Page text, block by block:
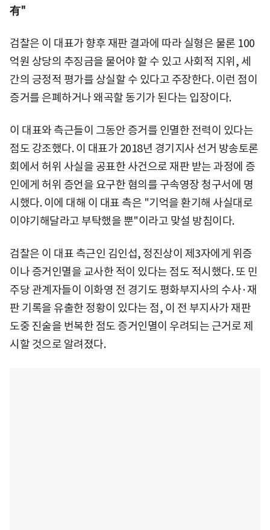
有"
검찰은 이 대표가 향후 재판 결과에 따라 실형은 물론 100
억원 상당의 추징금을 물어야 할 수 있고 사회적 지위, 세
간의 긍정적 평가를 상실할 수 있다고 주장한다. 이런 점이
증거를 은폐하거나 왜곡할 동기가 된다는 입장이다.
이 대표와 측근들이 그동안 증거를 인멸한 전력이 있다는
점도 강조했다. 이 대표가 2018년 경기지사 선거 방송토론
회에서 허위 사실을 공표한 사건으로 재판 받는 과정에 증
인에게 허위 증언을 요구한 혐의를 구속영장 청구서에 명
시했다. 이에 대해 이 대표 측은 "기억을 환기해 사실대로
이야기해달라고 부탁했을 뿐"이라고 맞설 방침이다.
검찰은 이 대표 측근인 김인섭, 정진상이 제3자에게 위증
이나 증거인멸을 교사한 적이 있다는 점도 적시했다. 또 민
주당 관계자들이 이화영 전 경기도 평화부지사의 수사·재
판 기록을 유출한 정황이 있다는 점, 이 전 부지사가 재판
도중 진술을 번복한 점도 증거인멸이 우려되는 근거로 제
시할 것으로 알려졌다.